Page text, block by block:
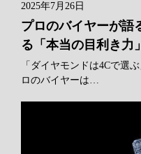
2025年7月26日
プロのバイヤーが語
る「本当の目利き力」
「ダイヤモンドは4Cで選
ロのバイヤーは…